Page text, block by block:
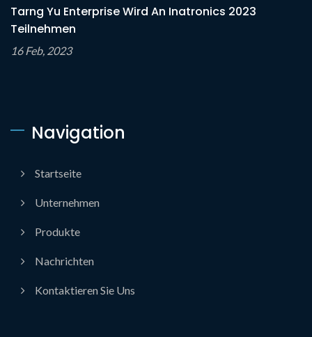
Tarng Yu Enterprise Wird An Inatronics 2023
Teilnehmen
16 Feb, 2023
Navigation
Startseite
Unternehmen
Produkte
Nachrichten
Kontaktieren Sie Uns